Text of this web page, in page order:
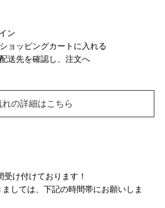
ン
ョッピングカートに入れる
送先を確認し、注文へ
れの詳細はこちら
け付けております！
しては、下記の時間帯にお願いしま